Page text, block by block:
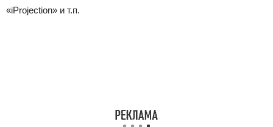
«iProjection» и т.п.